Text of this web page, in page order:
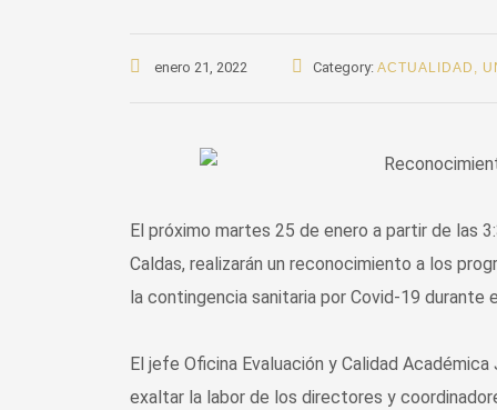
enero 21, 2022 Category: ACTUALIDAD ,
El próximo martes 25 de enero a partir de las
Caldas, realizarán un reconocimiento a los
la contingencia sanitaria por Covid-19 durante
El jefe Oficina Evaluación y Calidad
exaltar la labor de los directores y